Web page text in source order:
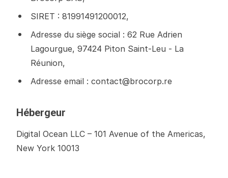
SIRET : 81991491200012,
Adresse du siège social : 62 Rue Adrien
Lagourgue, 97424 Piton Saint-Leu - La
Réunion,
Adresse email : contact@brocorp.re
Hébergeur
Digital Ocean LLC – 101 Avenue of the Americas,
New York 10013